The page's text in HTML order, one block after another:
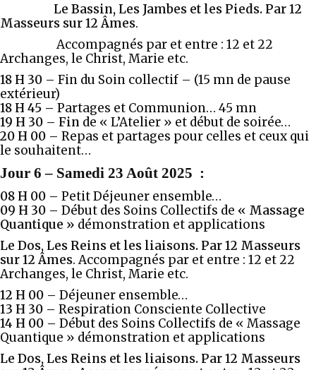
Le Bassin, Les Jambes et les Pieds. Par 12
Masseurs sur 12 Âmes.
Accompagnés par et entre : 12 et 22
Archanges, le Christ, Marie etc.
18 H 30 – Fin du Soin collectif – (15 mn de pause
extérieur)
18 H 45 – Partages et Communion… 45 mn
19 H 30 – Fin de « L’Atelier » et début de soirée…
20 H 00 – Repas et partages pour celles et ceux qui
le souhaitent…
Jour 6 – Samedi 23 Août 2025 :
08 H 00 – Petit Déjeuner ensemble…
09 H 30 – Début des Soins Collectifs de « Massage
Quantique » démonstration et applications
Le Dos, Les Reins et les liaisons. Par 12 Masseurs
sur 12 Âmes. Accompagnés par et entre : 12 et 22
Archanges, le Christ, Marie etc.
12 H 00 – Déjeuner ensemble…
13 H 30 – Respiration Consciente Collective
14 H 00 – Début des Soins Collectifs de « Massage
Quantique » démonstration et applications
Le Dos, Les Reins et les liaisons. Par 12 Masseurs